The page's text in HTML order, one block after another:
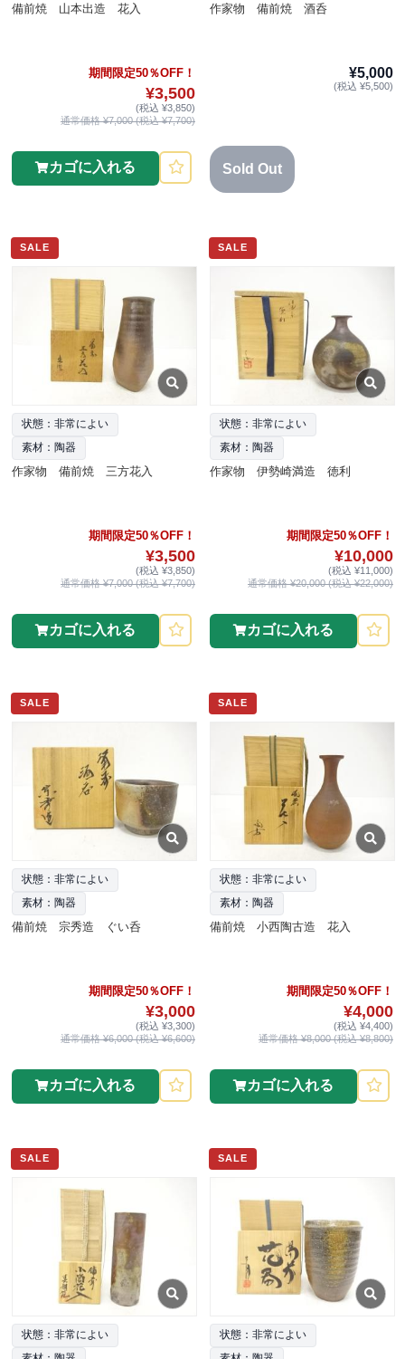
備前焼 山本出造 花入
期間限定50％OFF！
¥3,500
(税込 ¥3,850)
通常価格 ¥7,000 (税込 ¥7,700)
カゴに入れる
作家物 備前焼 酒呑
¥5,000
(税込 ¥5,500)
Sold Out
SALE
状態：非常によい
素材：陶器
作家物 備前焼 三方花入
期間限定50％OFF！
¥3,500
(税込 ¥3,850)
通常価格 ¥7,000 (税込 ¥7,700)
カゴに入れる
SALE
状態：非常によい
素材：陶器
作家物 伊勢崎満造 徳利
期間限定50％OFF！
¥10,000
(税込 ¥11,000)
通常価格 ¥20,000 (税込 ¥22,000)
カゴに入れる
SALE
状態：非常によい
素材：陶器
備前焼 宗秀造 ぐい呑
期間限定50％OFF！
¥3,000
(税込 ¥3,300)
通常価格 ¥6,000 (税込 ¥6,600)
カゴに入れる
SALE
状態：非常によい
素材：陶器
備前焼 小西陶古造 花入
期間限定50％OFF！
¥4,000
(税込 ¥4,400)
通常価格 ¥8,000 (税込 ¥8,800)
カゴに入れる
SALE
状態：非常によい
SALE
状態：非常によい